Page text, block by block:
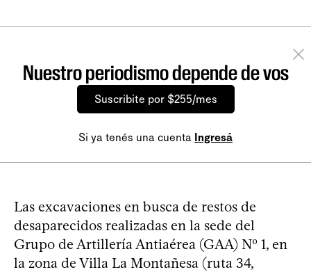
Nuestro periodismo depende de vos
Suscribite por $255/mes
Si ya tenés una cuenta Ingresá
Las excavaciones en busca de restos de
desaparecidos realizadas en la sede del
Grupo de Artillería Antiaérea (GAA) Nº 1, en
la zona de Villa La Montañesa (ruta 34,